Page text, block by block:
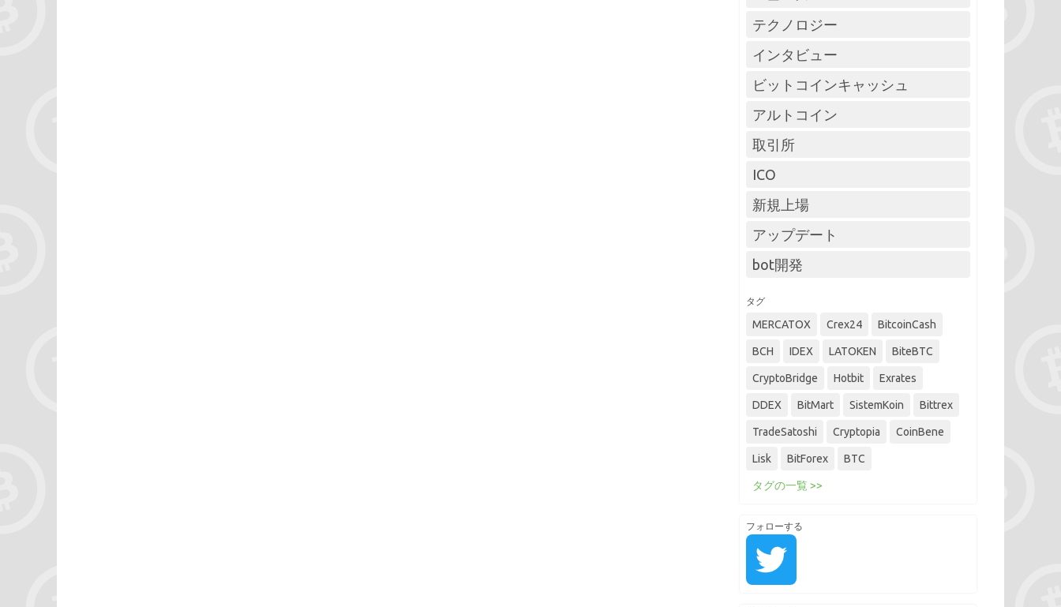
テクノロジー
インタビュー
ビットコインキャッシュ
アルトコイン
取引所
ICO
新規上場
アップデート
bot開発
タグ
MERCATOX Crex24 BitcoinCash
BCH IDEX LATOKEN BiteBTC
CryptoBridge Hotbit Exrates
DDEX BitMart SistemKoin Bittrex
TradeSatoshi Cryptopia CoinBene
Lisk BitForex BTC
タグの一覧 >>
フォローする